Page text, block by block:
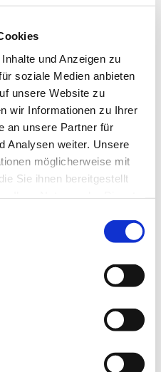
und Anzeigen zu
soziale Medien anbieten
unsere Website zu
wir Informationen zu Ihrer
an unsere Partner für
Analysen weiter. Unsere
möglicherweise mit
Sie ihnen bereitgestellt
auf unebenen
melden Sie sich für
11:00 Uhr,
Training erhalten Sie
Tel.: 05201 / 73 00 07
Tel. 2321